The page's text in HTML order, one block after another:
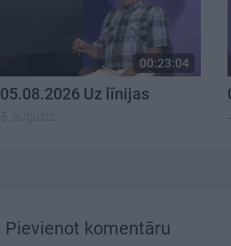
00:23:04
05.08.2026 Uz līnijas
5. augusts
Pievienot komentāru